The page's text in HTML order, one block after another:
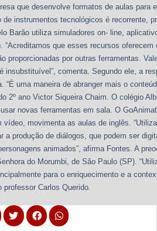
que desenvolve formatos de aulas para
instrumentos tecnológicos é recorrente,
Barão utiliza simuladores on- line,
“Acreditamos que esses recursos oferecem
proporcionadas por outras ferramentas.
insubstituível”, comenta. Segundo ele, a
“É uma maneira de abranger mais o
2º ano Victor Siqueira Chaim. O colégio
novas ferramentas em sala. O
vídeo, movimenta as aulas de inglês.
a produção de diálogos, que podem ser
animados”, afirma Fontes. A
do Morumbi, de São Paulo (SP).
para o enriquecimento e a
professor Carlos Querido.